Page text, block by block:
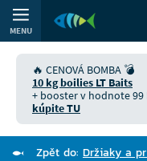
MENU
🔥 CENOVÁ BOMBA 💣
10 kg boilies LT Baits
+ booster v hodnote 99
kúpite TU
Zpět do: Držiaky a